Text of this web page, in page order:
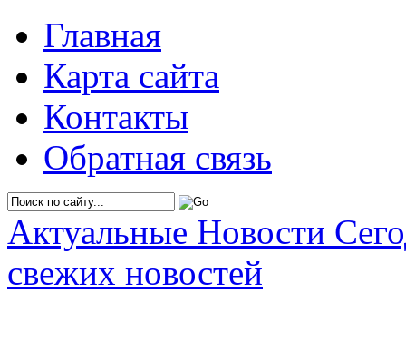
Главная
Карта сайта
Контакты
Обратная связь
Актуальные Новости
свежих новостей